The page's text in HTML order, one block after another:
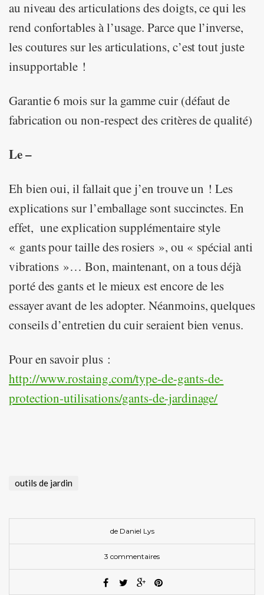
au niveau des articulations des doigts, ce qui les
rend confortables à l’usage. Parce que l’inverse,
les coutures sur les articulations, c’est tout juste
insupportable !
Garantie 6 mois sur la gamme cuir (défaut de
fabrication ou non-respect des critères de qualité)
Le –
Eh bien oui, il fallait que j’en trouve un ! Les
explications sur l’emballage sont succinctes. En
effet, une explication supplémentaire style
« gants pour taille des rosiers », ou « spécial anti
vibrations »… Bon, maintenant, on a tous déjà
porté des gants et le mieux est encore de les
essayer avant de les adopter. Néanmoins, quelques
conseils d’entretien du cuir seraient bien venus.
Pour en savoir plus :
http://www.rostaing.com/type-de-gants-de-
protection-utilisations/gants-de-jardinage/
outils de jardin
de Daniel Lys
3 commentaires